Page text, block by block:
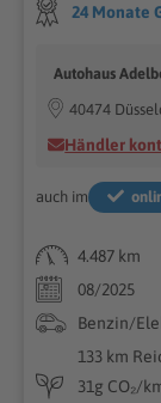
24 Monate
Autohaus
40474
Händler
auch im
4.487 km
08/2025
Benzin/
133 km
31g CO₂/